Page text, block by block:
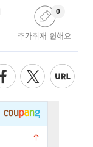
추가취재 원해요
0